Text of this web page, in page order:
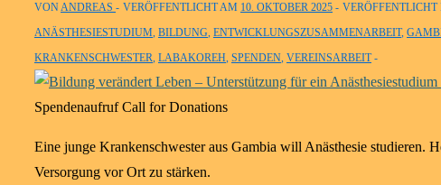
VONANDREAS VERÖFFENTLICHT AM 10. OKTOBER 2025 VERÖFFENTLICHT
ANÄSTHESIESTUDIUM, BILDUNG, ENTWICKLUNGSZUSAMMENARBEIT,
KRANKENSCHWESTER, LABAKOREH, SPENDEN, VEREINSARBEIT
Spendenaufruf Call for Donations
Eine junge Krankenschwester aus Gambia will Anästhesie studieren.
Versorgung vor Ort zu stärken.